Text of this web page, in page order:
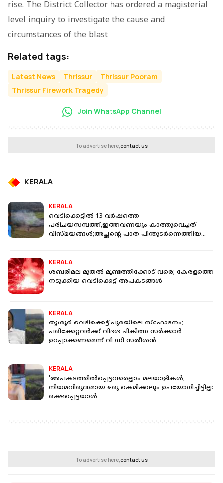
rise. The District Collector has ordered a magisterial
level inquiry to investigate the cause and
circumstances of the blast
Related tags:
Latest News Thrissur
Thrissur Pooram
Thrissur Firework Tragedy
Join WhatsApp Channel
To advertise here,contact us
KERALA
KERALA
വെടിക്കെട്ടിൽ 13 വർഷത്തെ
പരിചയസമ്പത്ത്,ഇത്തവണയും കാത്തുവെച്ചത്
വിസ്മയങ്ങൾ;അച്ഛന്റെ പാത പിന്തുടർന്നെത്തിയ
KERALA
ശബരിമല മുതൽ മുണ്ടത്തിക്കോട് വരെ; കേരളത്തെ
നടുക്കിയ വെടിക്കെട്ട് അപകടങ്ങൾ
KERALA
തൃശൂർ വെടിക്കെട്ട് പുരയിലെ സ്ഫോടനം;
പരിക്കേറ്റവർക്ക് വിദഗ്ദ ചികിത്സ സർക്കാർ
ഉറപ്പാക്കണമെന്ന് വി ഡി സതീശൻ
KERALA
'അപകടത്തിൽപ്പെട്ടവരെല്ലാം മലയാളികൾ,
നിയമവിരുദ്ധമായ ഒരു കെമിക്കലും ഉപയോഗിച്ചിട്ടില്ല:
രക്ഷപ്പെട്ടയാൾ
To advertise here,contact us